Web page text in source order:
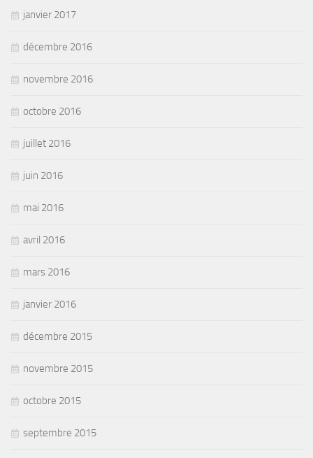
janvier 2017
décembre 2016
novembre 2016
octobre 2016
juillet 2016
juin 2016
mai 2016
avril 2016
mars 2016
janvier 2016
décembre 2015
novembre 2015
octobre 2015
septembre 2015